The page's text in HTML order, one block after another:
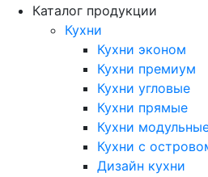
Каталог продукции
Кухни
Кухни эконом
Кухни премиум
Кухни угловые
Кухни прямые
Кухни
Кухни с
Дизайн кухни